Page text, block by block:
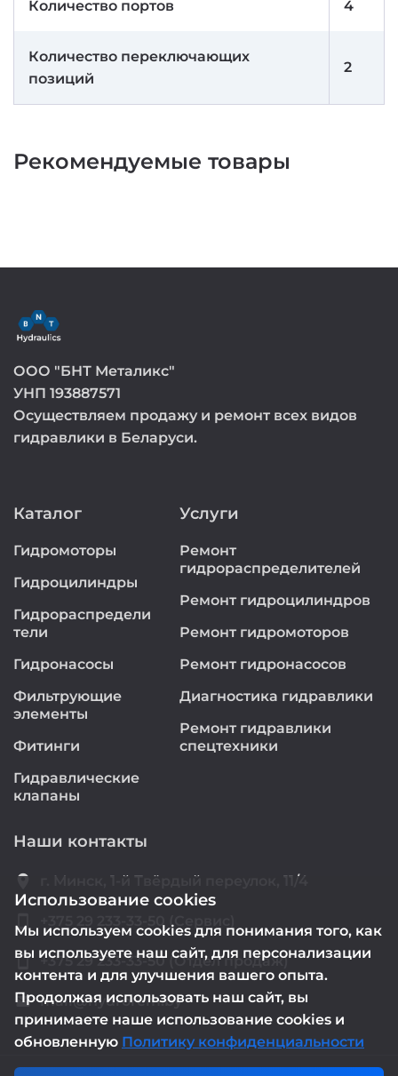
Количество портов 4
Количество переключающих
позиций
2
Рекомендуемые товары
ООО "БНТ Металикс"
УНП 193887571
Осуществляем продажу и ремонт всех видов
гидравлики в Беларуси.
Каталог
Гидромоторы
Гидроцилиндры
Гидрораспредели
тели
Гидронасосы
Фильтрующие
элементы
Фитинги
Гидравлические
клапаны
Услуги
Ремонт
гидрораспределителей
Ремонт гидроцилиндров
Ремонт гидромоторов
Ремонт гидронасосов
Диагностика гидравлики
Ремонт гидравлики
спецтехники
Наши контакты
location_on г. Минск, 1-й Твёрдый переулок, 11/4
smartphone +375 29 233-33-50 (Сервис)
smartphone +375 29 233-33-50 (Отдел продаж)
email mail@hydrorem.by
Использование cookies
Мы используем cookies для понимания того, как
вы используете наш сайт, для персонализации
контента и для улучшения вашего опыта.
Продолжая использовать наш сайт, вы
принимаете наше использование cookies и
обновленную Политику конфиденциальности